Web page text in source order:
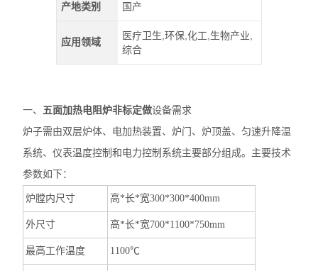
产地类别 国产
应用领域
医疗卫生,环保,化工,生物产业,
综合
一、 五面加热电阻炉非标定做设备需求
炉子需由双层炉体、电加热装置、炉门、炉顶盖、匀速升降温
系统、仪表温度控制和电力控制系统主要部分组成。主要技术
参数如下：
炉膛内尺寸 高*长*宽300*300*400mm
外尺寸 高*长*宽700*1100*750mm
最高工作温度 1100℃